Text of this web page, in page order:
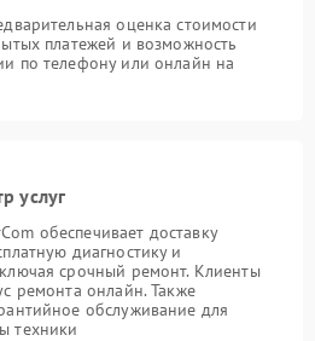
оценка стоимости
платежей и возможность
по телефону или онлайн на
услуг
обеспечивает доставку
диагностику и
срочный ремонт. Клиенты
ремонта онлайн. Также
обслуживание для
техники